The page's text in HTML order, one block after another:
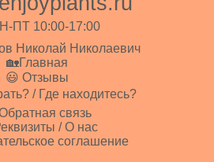
ПТ 10:00-17:00
Николай Николаевич
🏡Главная
😃 Отзывы
/ Где находитесь?
связь
/ О нас
соглашение